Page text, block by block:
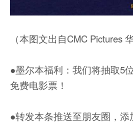
（本图文出自CMC Pictures
●墨尔本福利：我们将抽取5
免费电影票！
●转发本条推送至朋友圈，